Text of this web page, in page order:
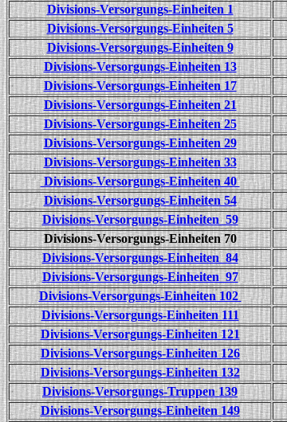
Divisions-Versorgungs-Einheiten 1
Divisions-Versorgungs-Einheiten 5
Divisions-Versorgungs-Einheiten 9
Divisions-Versorgungs-Einheiten 13
Divisions-Versorgungs-Einheiten 17
Divisions-Versorgungs-Einheiten 21
Divisions-Versorgungs-Einheiten 25
Divisions-Versorgungs-Einheiten 29
Divisions-Versorgungs-Einheiten 33
Divisions-Versorgungs-Einheiten 40
Divisions-Versorgungs-Einheiten 54
Divisions-Versorgungs-Einheiten 59
Divisions-Versorgungs-Einheiten 70
Divisions-Versorgungs-Einheiten 84
Divisions-Versorgungs-Einheiten 97
Divisions-Versorgungs-Einheiten 102
Divisions-Versorgungs-Einheiten 111
Divisions-Versorgungs-Einheiten 121
Divisions-Versorgungs-Einheiten 126
Divisions-Versorgungs-Einheiten 132
Divisions-Versorgungs-Truppen 139
Divisions-Versorgungs-Einheiten 149